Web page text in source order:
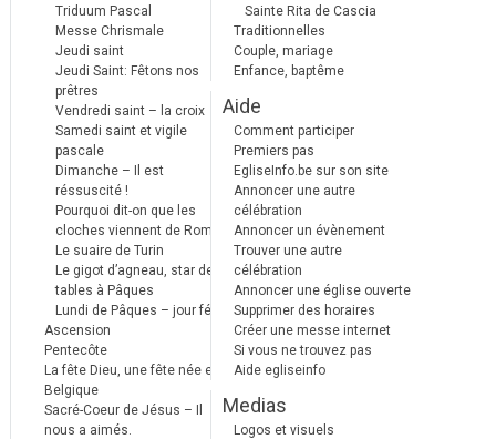
Triduum Pascal
Messe Chrismale
Jeudi saint
Jeudi Saint: Fêtons nos
prêtres
Vendredi saint – la croix
Samedi saint et vigile
pascale
Dimanche – Il est
réssuscité !
Pourquoi dit-on que les
cloches viennent de Rome ?
Le suaire de Turin
Le gigot d’agneau, star des
tables à Pâques
Lundi de Pâques – jour férié
Ascension
Pentecôte
La fête Dieu, une fête née en
Belgique
Sacré-Coeur de Jésus – Il
nous a aimés.
Sainte Rita de Cascia
Traditionnelles
Couple, mariage
Enfance, baptême
Aide
Comment participer
Premiers pas
EgliseInfo.be sur son site
Annoncer une autre
célébration
Annoncer un évènement
Trouver une autre
célébration
Annoncer une église ouverte
Supprimer des horaires
Créer une messe internet
Si vous ne trouvez pas
Aide egliseinfo
Medias
Logos et visuels